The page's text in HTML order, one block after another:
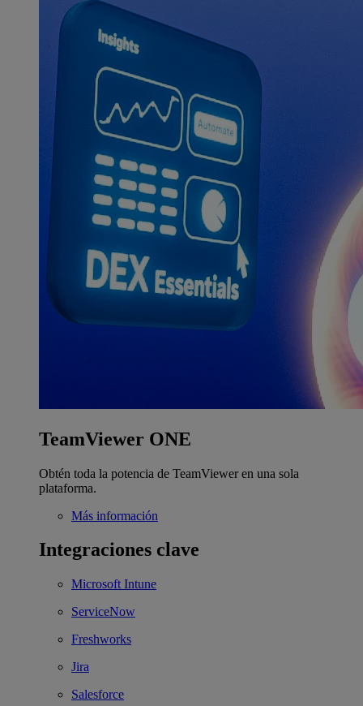
TeamViewer ONE
Obtén toda la potencia de TeamViewer en una sola
plataforma.
Más información
Integraciones clave
Microsoft Intune
ServiceNow
Freshworks
Jira
Salesforce